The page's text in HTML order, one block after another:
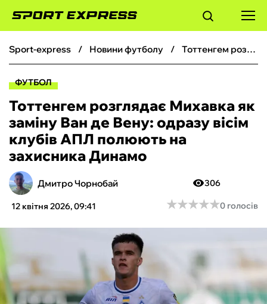
ФУТБОЛ
БОКС
ХОКЕЙ
ТЕНІС
КІБЕРСПОРТ
ЧС-2026
ФУТЗАЛ
sport-express новини футболу Тоттенгем розглядає Михавка як заміну Ван де Вену: одразу вісім клубів АПЛ полюють на захисника Динамо
ФУТБОЛ
Тоттенгем розглядає Михавка як
заміну Ван де Вену: одразу вісім
клубів АПЛ полюють на
захисника Динамо
Дмитро Чорнобай
12 квітня 2026, 09:41
306
★★★★★
★★★★★0 голосів